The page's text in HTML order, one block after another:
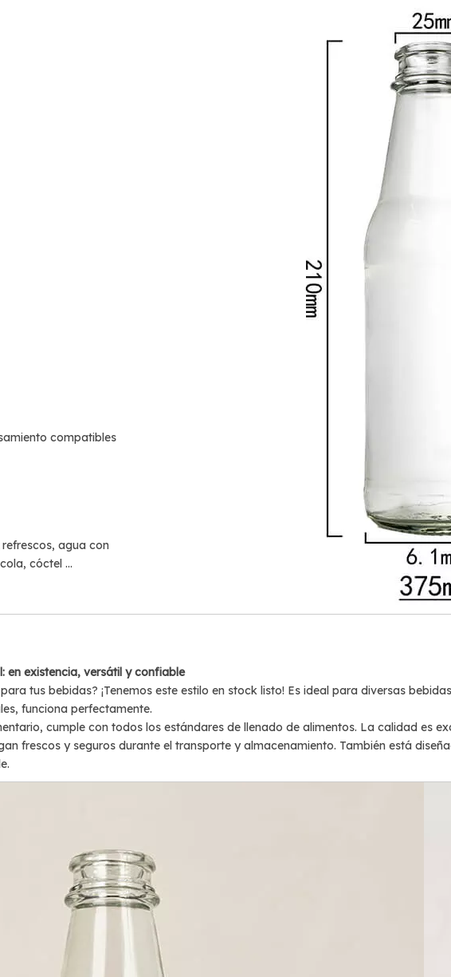
compatibles
agua con
cóctel ...
en existencia, versátil y confiable
tus bebidas? ¡Tenemos este estilo en stock listo! Es ideal para diversas
funciona perfectamente.
cumple con todos los estándares de llenado de alimentos. La calidad es
frescos y seguros durante el transporte y almacenamiento. También está